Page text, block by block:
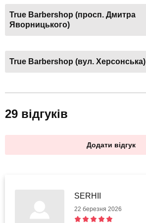
True Barbershop (просп. Дмитра
Яворницького)
True Barbershop (вул. Херсонська)
29 відгуків
Додати відгук
SERHII
22 березня 2026